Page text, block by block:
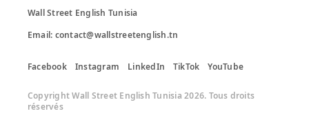
Wall Street English Tunisia
Email: contact@wallstreetenglish.tn
Facebook Instagram LinkedIn TikTok YouTube
Copyright Wall Street English Tunisia 2026. Tous droits
réservés